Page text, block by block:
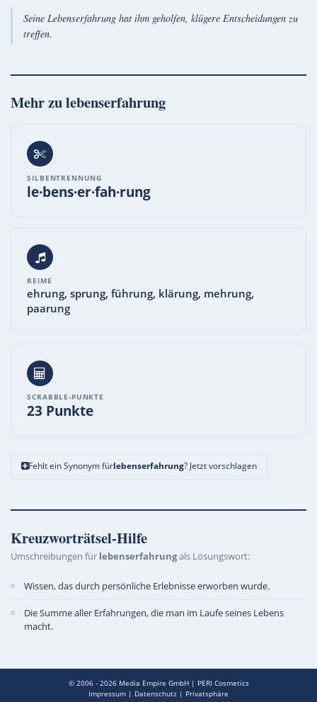
Seine Lebenserfahrung hat ihm geholfen, klügere Entscheidungen zu
treffen.
Mehr zulebenserfahrung
SILBENTRENNUNG
le·bens·er·fah·rung
REIME
ehrung, sprung, führung, klärung, mehrung,
paarung
SCRABBLE-PUNKTE
23 Punkte
Fehlt ein Synonym fürlebenserfahrung? Jetzt vorschlagen
Kreuzworträtsel-Hilfe
Umschreibungen für lebenserfahrungals Lösungswort:
Wissen, das durch persönliche Erlebnisse erworben wurde.
Die Summe aller Erfahrungen, die man im Laufe seines Lebens
macht.
© 2006 - 2026 Media Empire GmbH| PERI Cosmetics
Impressum | Datenschutz | Privatsphäre